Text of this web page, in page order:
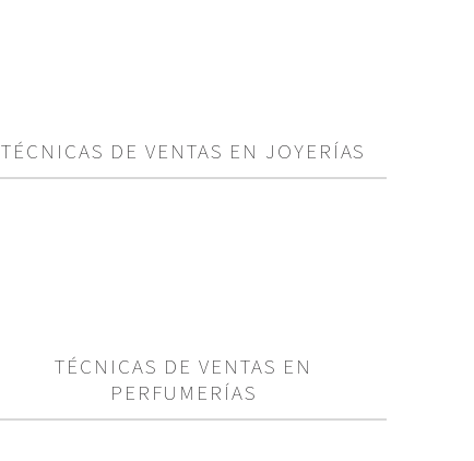
TÉCNICAS DE VENTAS EN JOYERÍAS
TÉCNICAS DE VENTAS EN
PERFUMERÍAS